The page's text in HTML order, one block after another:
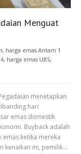
Menguat
, harga emas Antam 1
, harga emas UBS,
menetapkan
hari
emas domestik
Buyback adalah
ketika mereka
kenaikan ini, pemilik…